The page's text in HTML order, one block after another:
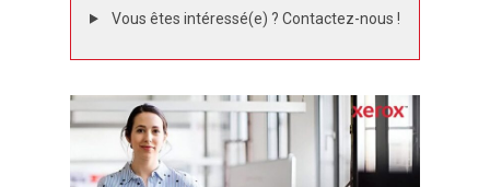
Vous êtes intéressé(e) ? Contactez-nous !